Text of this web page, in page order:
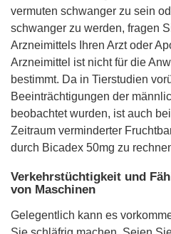
vermuten schwanger zu sein
schwanger zu werden, fragen
Arzneimittels Ihren Arzt oder
Arzneimittel ist nicht für die
bestimmt. Da in Tierstudien
Beeinträchtigungen der
beobachtet wurden, ist auch
Zeitraum verminderter
durch Bicadex 50mg zu
Verkehrstüchtigkeit und
von Maschinen
Gelegentlich kann es